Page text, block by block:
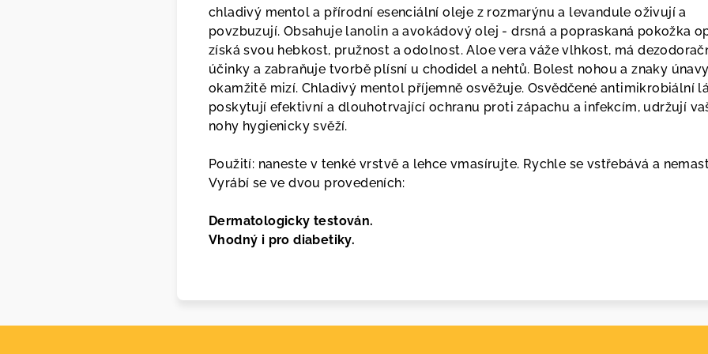
chladivý mentol a přírodní esenciální oleje z rozmarýnu a levandule oživují a
povzbuzují. Obsahuje lanolin a avokádový olej - drsná a popraskaná pokožka
získá svou hebkost, pružnost a odolnost. Aloe vera váže vlhkost, má
účinky a zabraňuje tvorbě plísní u chodidel a nehtů. Bolest nohou a znaky
okamžitě mizí. Chladivý mentol příjemně osvěžuje. Osvědčené antimikrobiální
poskytují efektivní a dlouhotrvající ochranu proti zápachu a infekcím, udržují
nohy hygienicky svěží.
Použití: naneste v tenké vrstvě a lehce vmasírujte. Rychle se vstřebává a
Vyrábí se ve dvou provedeních:
Dermatologicky testován.
Vhodný i pro diabetiky.